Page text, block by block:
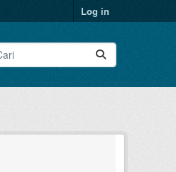
Log in